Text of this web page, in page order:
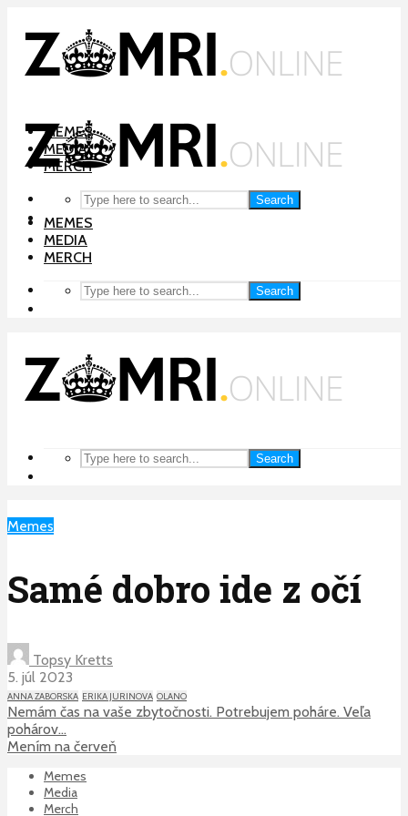
MEMES
MEDIA
MERCH
Search
MEMES
MEDIA
MERCH
Search
Search
Memes
Samé dobro ide z očí
Topsy Kretts
5. júl 2023
ANNA ZABORSKA ERIKA JURINOVA OLANO
Nemám čas na vaše zbytočnosti. Potrebujem poháre. Veľa
pohárov…
Mením na červeň
Memes
Media
Merch